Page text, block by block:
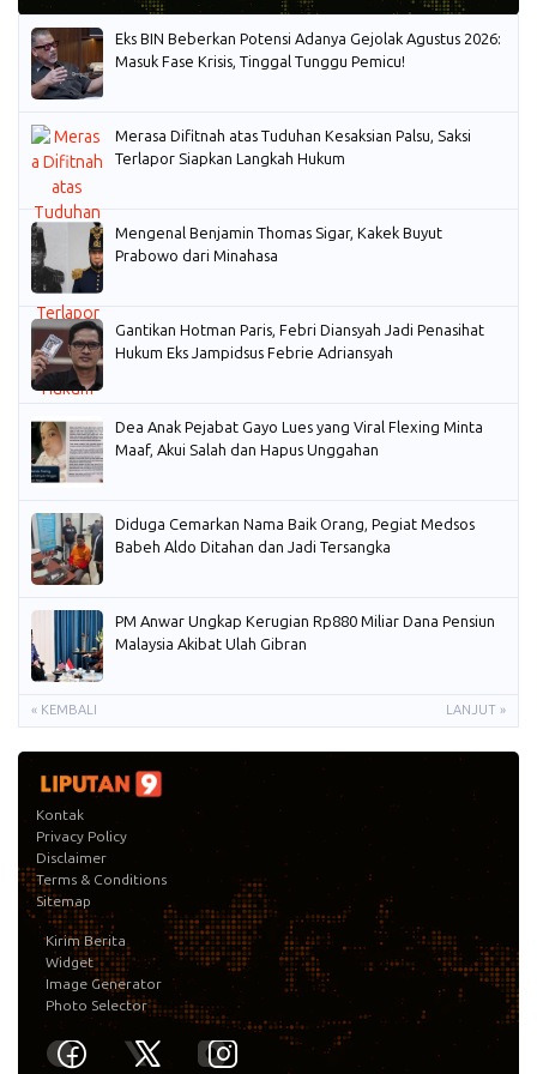
Eks BIN Beberkan Potensi Adanya Gejolak Agustus 2026:
Masuk Fase Krisis, Tinggal Tunggu Pemicu!
Merasa Difitnah atas Tuduhan Kesaksian Palsu, Saksi
Terlapor Siapkan Langkah Hukum
Mengenal Benjamin Thomas Sigar, Kakek Buyut
Prabowo dari Minahasa
Gantikan Hotman Paris, Febri Diansyah Jadi Penasihat
Hukum Eks Jampidsus Febrie Adriansyah
Dea Anak Pejabat Gayo Lues yang Viral Flexing Minta
Maaf, Akui Salah dan Hapus Unggahan
Diduga Cemarkan Nama Baik Orang, Pegiat Medsos
Babeh Aldo Ditahan dan Jadi Tersangka
PM Anwar Ungkap Kerugian Rp880 Miliar Dana Pensiun
Malaysia Akibat Ulah Gibran
« KEMBALI LANJUT »
Kontak
Privacy Policy
Disclaimer
Terms & Conditions
Sitemap
Kirim Berita
Widget
Image Generator
Photo Selector